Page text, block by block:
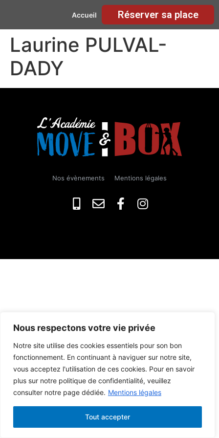
Nous respectons votre vie privée
Notre site utilise des cookies essentiels pour son bon
fonctionnement. En continuant à naviguer sur notre site,
vous acceptez l'utilisation de ces cookies. Pour en savoir
plus sur notre politique de confidentialité, veuillez
consulter notre page dédiée. Mentions légales
Tout accepter
Accueil Réserver sa place
Laurine PULVAL-
DADY
Nos évènements Mentions légales